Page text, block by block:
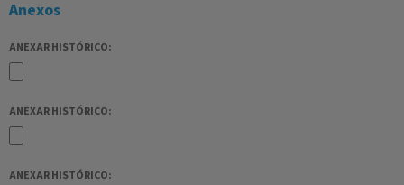
Anexos
ANEXAR HISTÓRICO:
ANEXAR HISTÓRICO:
ANEXAR HISTÓRICO: